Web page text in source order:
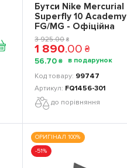
Бутси Nike Mercurial
Superfly 10 Academy
FG/MG - Офіційна
продукція
3 925.00 ₴
1 890.00 ₴
56.70 ₴
99747
FQ1456-301
до порівняння
ОРИГІНАЛ 100%
-51%